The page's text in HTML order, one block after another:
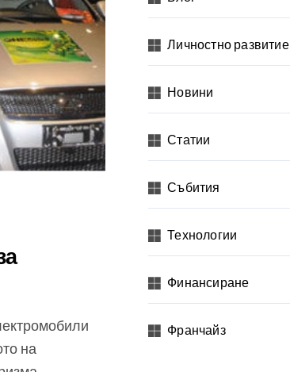
на
Личностно развитие
Новини
Статии
Събития
Технологии
Финансиране
Франчайз